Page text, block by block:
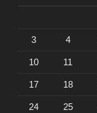
3 4
10 11
17 18
24 25